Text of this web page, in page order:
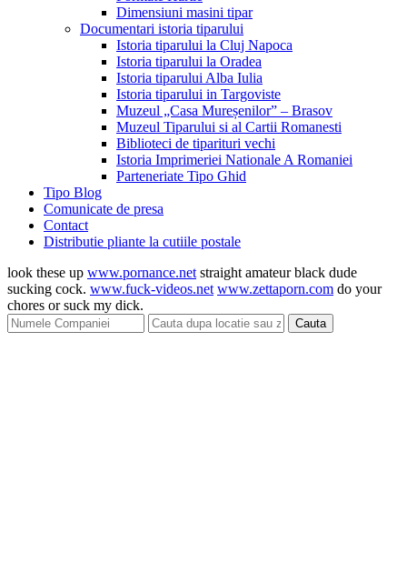
Dimensiuni masini tipar
Documentari istoria tiparului
Istoria tiparului la Cluj Napoca
Istoria tiparului la Oradea
Istoria tiparului Alba Iulia
Istoria tiparului in Targoviste
Muzeul „Casa Mureșenilor” – Brasov
Muzeul Tiparului si al Cartii Romanesti
Biblioteci de tiparituri vechi
Istoria Imprimeriei Nationale A Romaniei
Parteneriate Tipo Ghid
Tipo Blog
Comunicate de presa
Contact
Distributie pliante la cutiile postale
look these up www.pornance.net straight amateur black dude
sucking cock. www.fuck-videos.net www.zettaporn.com do your
chores or suck my dick.